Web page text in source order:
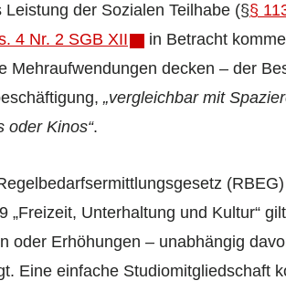
der Sozialen Teilhabe (§§
4 Nr. 2 SGB XII
in Betracht
Mehraufwendungen decken – der
„vergleichbar mit
oder Kinos“.
Unterhaltung und Kultur“
oder Erhöhungen – unabhängig
Eine einfache Studio­mitgliedschaft